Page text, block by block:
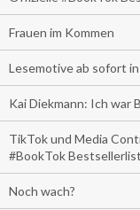
Frauen im Kommen
Lesemotive ab sofort
Kai Diekmann: Ich war
TikTok und Media
#BookTok
Noch wach?